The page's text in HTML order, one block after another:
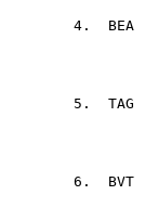
4. BEA
5. TAG
6. BVT